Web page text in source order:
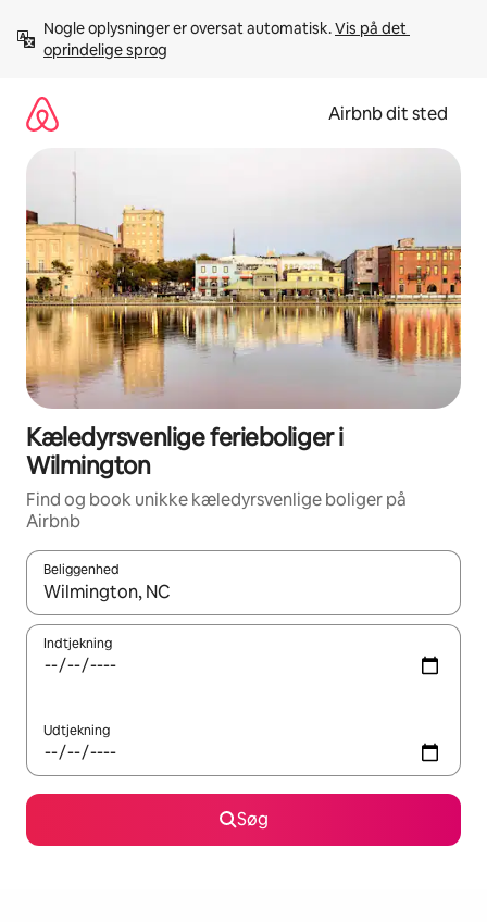
videre
Nogle oplysninger er oversat automatisk. Vis på det
oprindelige sprog
Airbnb dit sted
Kæledyrsvenlige ferieboliger i
Wilmington
Find og book unikke kæledyrsvenlige boliger på
Airbnb
Beliggenhed
Når resultaterne er tilgængelige, skal du navigere med
Indtjekning
Udtjekning
Søg